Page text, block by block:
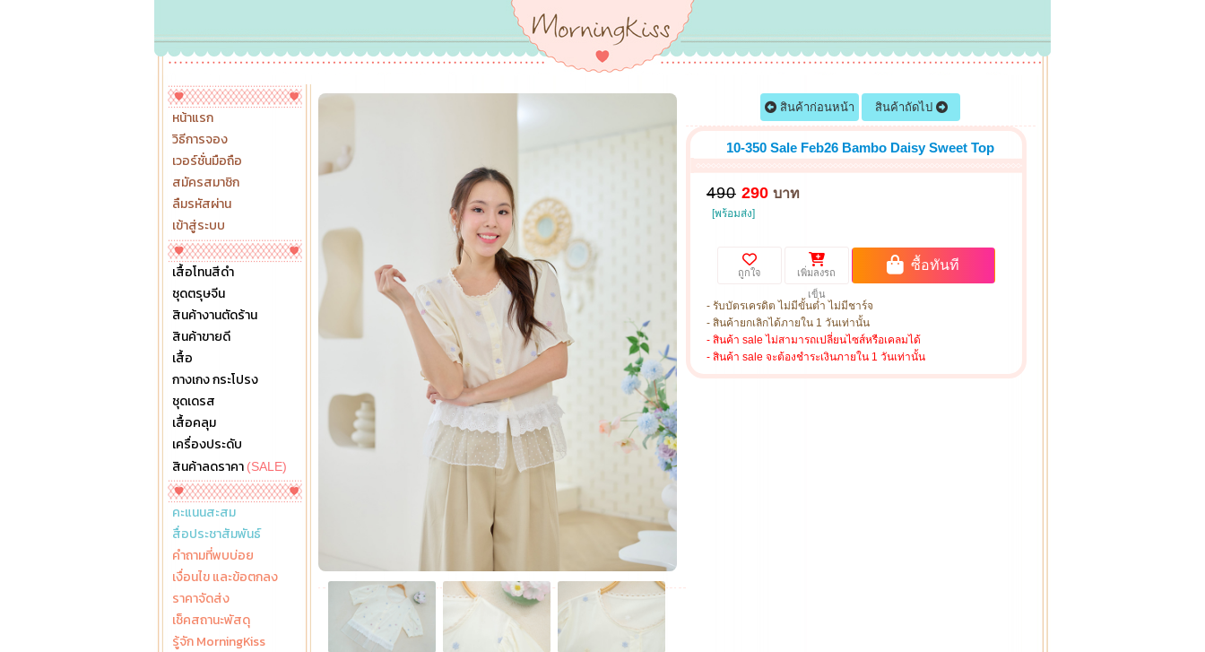
หน้าแรก
วิธีการจอง
เวอร์ชั่นมือถือ
สมัครสมาชิก
ลืมรหัสผ่าน
เข้าสู่ระบบ
เสื้อโทนสีดำ
ชุดตรุษจีน
สินค้างานตัดร้าน
สินค้าขายดี
เสื้อ
กางเกง กระโปรง
ชุดเดรส
เสื้อคลุม
เครื่องประดับ
สินค้าลดราคา (SALE)
คะแนนสะสม
สื่อประชาสัมพันธ์
คำถามที่พบบ่อย
เงื่อนไข และข้อตกลง
ราคาจัดส่ง
เช็คสถานะพัสดุ
รู้จัก MorningKiss
สินค้าก่อนหน้า สินค้าถัดไป
10-350 Sale Feb26 Bambo Daisy Sweet Top
490 290 บาท
[พร้อมส่ง]
ถูกใจ
เพิ่มลงรถ
เข็น
ซื้อทันที
- รับบัตรเครดิต ไม่มีขั้นต่ำ ไม่มีชาร์จ
- สินค้ายกเลิกได้ภายใน 1 วันเท่านั้น
- สินค้า sale ไม่สามารถเปลี่ยนไซส์หรือเคลมได้
- สินค้า sale จะต้องชำระเงินภายใน 1 วันเท่านั้น